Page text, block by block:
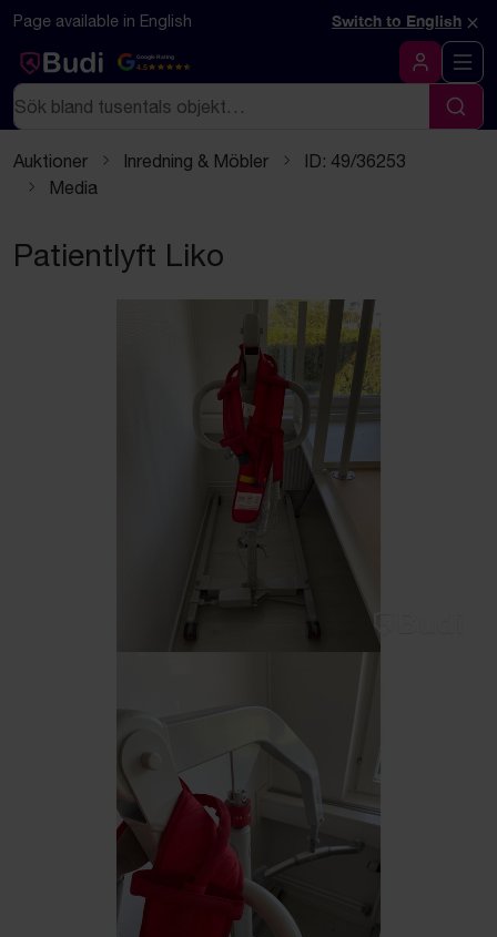
Hoppa till innehåll
Page available in English Switch to English ×
Google Rating
4.5
Logga in
Sök
Sök
Auktioner Inredning & Möbler
ID: 49/36253
Media
Patientlyft Liko